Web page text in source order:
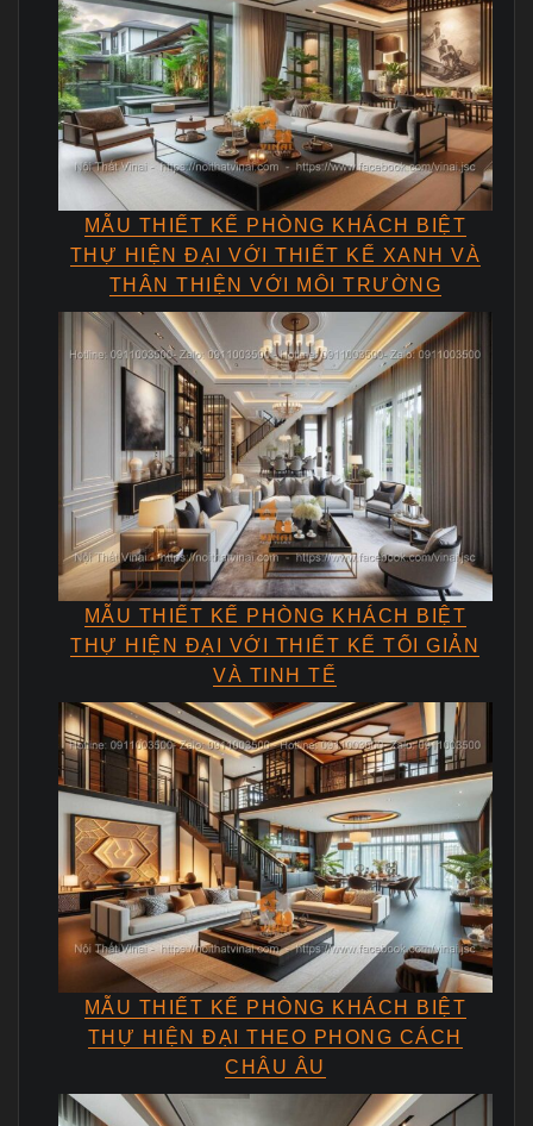
MẪU THIẾT KẾ PHÒNG KHÁCH BIỆT
THỰ HIỆN ĐẠI VỚI THIẾT KẾ XANH VÀ
THÂN THIỆN VỚI MÔI TRƯỜNG
MẪU THIẾT KẾ PHÒNG KHÁCH BIỆT
THỰ HIỆN ĐẠI VỚI THIẾT KẾ TỐI GIẢN
VÀ TINH TẾ
MẪU THIẾT KẾ PHÒNG KHÁCH BIỆT
THỰ HIỆN ĐẠI THEO PHONG CÁCH
CHÂU ÂU